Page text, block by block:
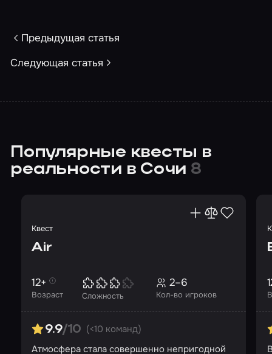
Предыдущая статья
Следующая статья
Популярные квесты в
реальности в Сочи 8
Квест
Air
Возраст
12+
Сложность Кол-во игроков
2–6
9.9/10 (<10 команд)
Атмосфера стала совершенно непригодной